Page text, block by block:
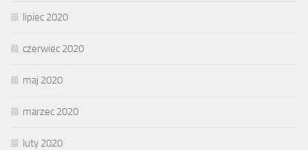
lipiec 2020
czerwiec 2020
maj 2020
marzec 2020
luty 2020